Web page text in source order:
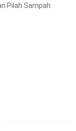
Pilah Sampah